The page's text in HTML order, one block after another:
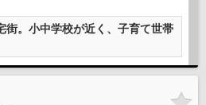
街。小中学校が近く、子育て世帯